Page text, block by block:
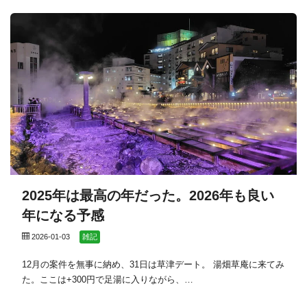
2025年は最高の年だった。2026年も良い
年になる予感
2026-01-03 雑記
12月の案件を無事に納め、31日は草津デート。 湯畑草庵に来てみ
た。ここは+300円で足湯に入りながら、…